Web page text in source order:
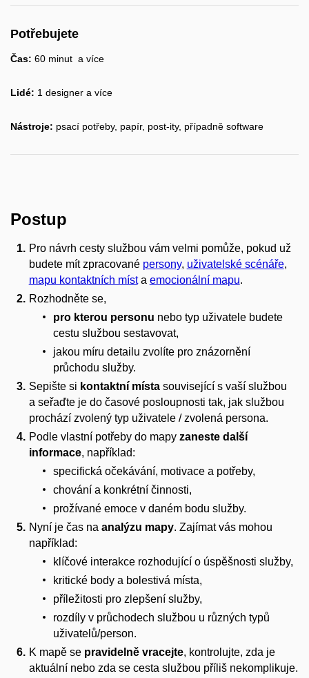
Potřebujete
Čas: 60 minut a více
Lidé: 1 designer a více
Nástroje: psací potřeby, papír, post-ity, případně software
Postup
Pro návrh cesty službou vám velmi pomůže, pokud už
budete mít zpracované persony, uživatelské scénáře,
mapu kontaktních místa emocionální mapu.
Rozhodněte se,
pro kterou personu nebo typ uživatele budete
cestu službou sestavovat,
jakou míru detailu zvolíte pro znázornění
průchodu služby.
Sepište si kontaktní místasouvisející s vaší službou
a seřaďte je do časové posloupnosti tak, jak službou
prochází zvolený typ uživatele / zvolená persona.
Podle vlastní potřeby do mapy zaneste další
informace, například:
specifická očekávání, motivace a potřeby,
chování a konkrétní činnosti,
prožívané emoce v daném bodu služby.
Nyní je čas na analýzu mapy. Zajímat vás mohou
například:
klíčové interakce rozhodující o úspěšnosti služby,
kritické body a bolestivá místa,
příležitosti pro zlepšení služby,
rozdíly v průchodech službou u různých typů
uživatelů/person.
K mapě se pravidelně vracejte, kontrolujte, zda je
aktuální nebo zda se cesta službou příliš nekomplikuje.